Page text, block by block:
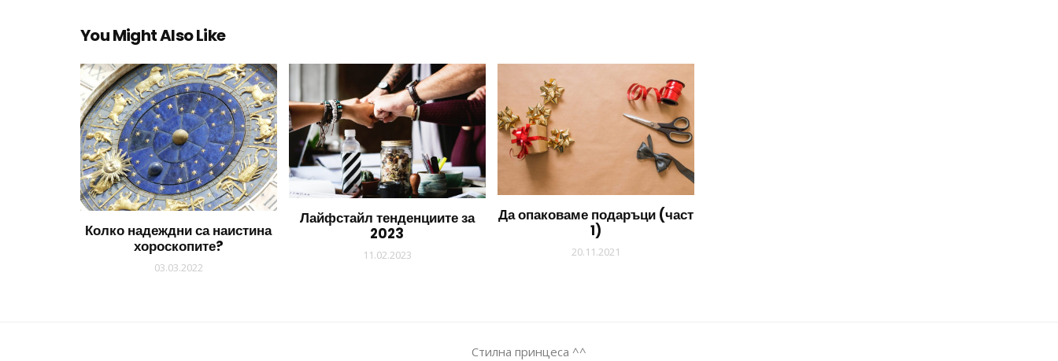
You Might Also Like
Колко надеждни са наистина
хороскопите?
03.03.2022
Лайфстайл тенденциите за
2023
11.02.2023
Да опаковаме подаръци (част
1)
20.11.2021
Стилна принцеса ^^